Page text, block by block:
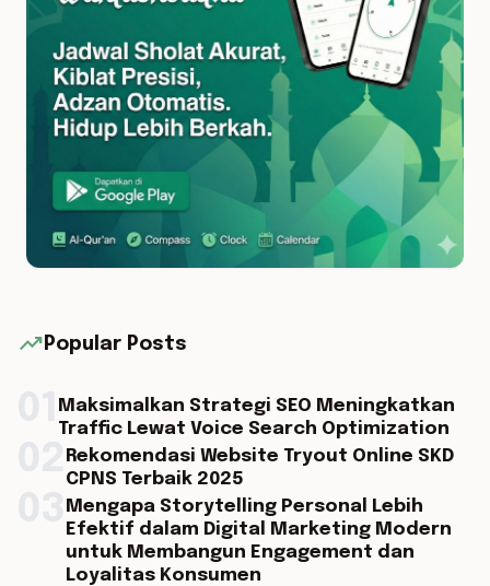
trending_up Popular Posts
Maksimalkan Strategi SEO Meningkatkan
Traffic Lewat Voice Search Optimization
Rekomendasi Website Tryout Online SKD
CPNS Terbaik 2025
Mengapa Storytelling Personal Lebih
Efektif dalam Digital Marketing Modern
untuk Membangun Engagement dan
Loyalitas Konsumen